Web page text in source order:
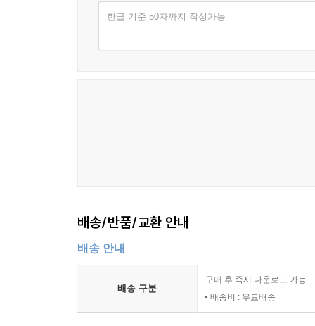
재진입과 이어하기의 설계
몰입을 관찰 가능한 신호로 다루기
주요 문제의 분류와 우선순위
사용 흐름 점검을 위한 질문 세트
피드백 수집의 기본 방식
한글 기준 50자까지 작성가능
배송/반품/교환 안내
배송 안내
배송 구분
구매 후 즉시 다운로드 가능
배송비 : 무료배송